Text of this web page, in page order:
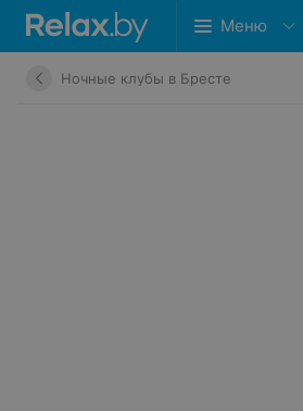
Меню
Ночные клубы в Бресте